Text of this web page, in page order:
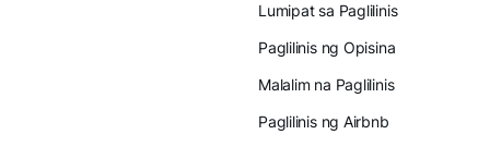
Lumipat sa Paglilinis
Paglilinis ng Opisina
Malalim na Paglilinis
Paglilinis ng Airbnb